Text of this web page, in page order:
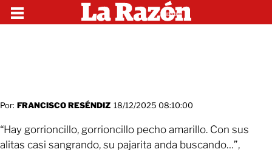
Por: FRANCISCO RESÉNDIZ 18/12/2025 08:10:00
“Hay gorrioncillo, gorrioncillo pecho amarillo. Con sus
alitas casi sangrando, su pajarita anda buscando…”,